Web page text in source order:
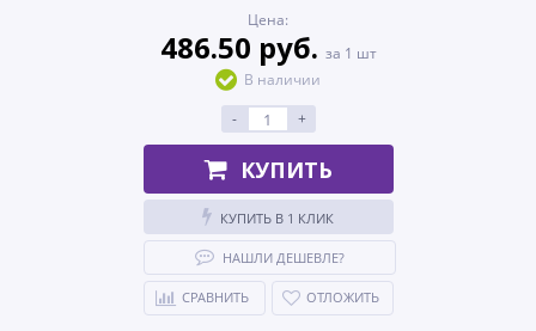
Цена:
486.50 руб. за 1 шт
В наличии
-
+
КУПИТЬ
КУПИТЬ В 1 КЛИК
НАШЛИ ДЕШЕВЛЕ?
СРАВНИТЬ ОТЛОЖИТЬ